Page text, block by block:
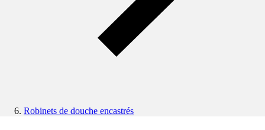
Robinets de douche encastrés